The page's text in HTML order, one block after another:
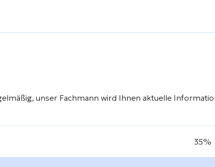
unser Fachmann wird Ihnen aktuelle
35%